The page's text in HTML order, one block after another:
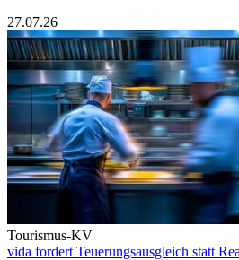
27.07.26
Tourismus-KV
vida fordert Teuerungsausgleich statt